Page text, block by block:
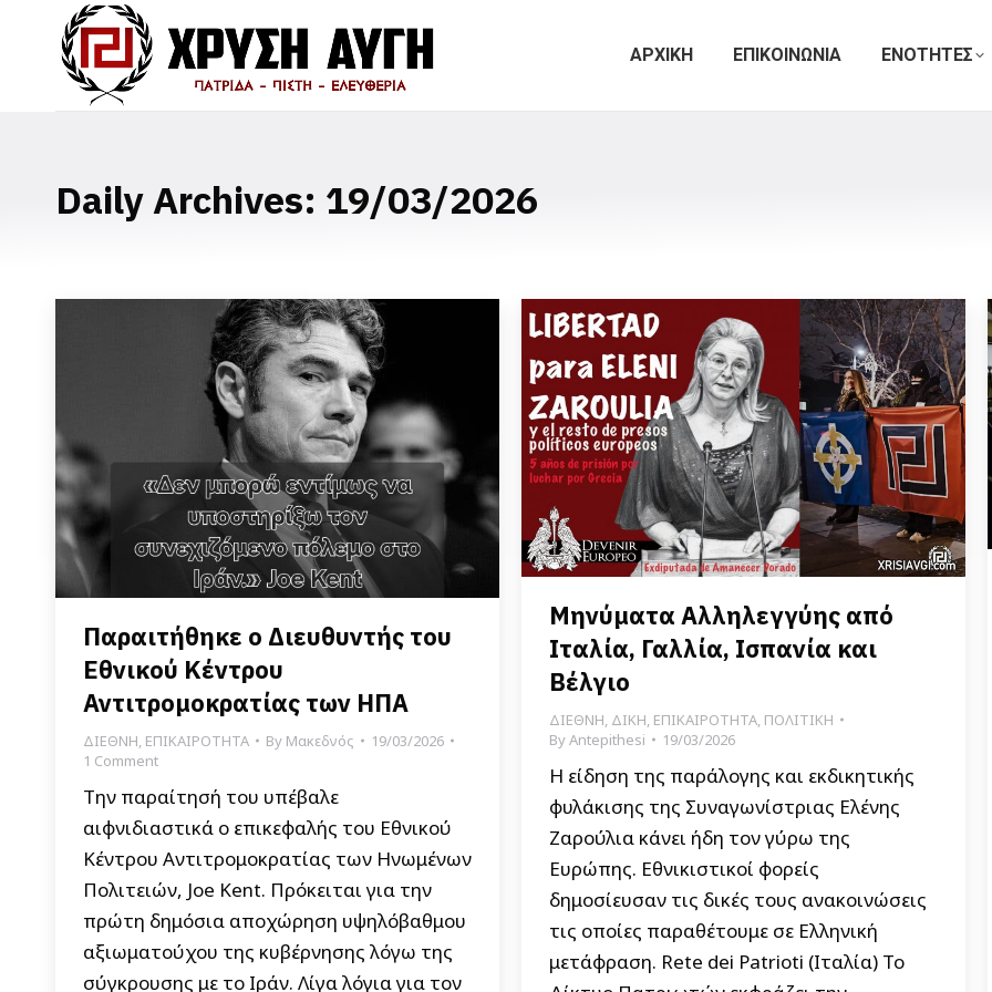
ΑΡΧΙΚΗ ΕΠΙΚΟΙΝΩΝΙΑ ΕΝΟΤΗΤΕΣ
Daily Archives: 19/03/2026
Παραιτήθηκε ο Διευθυντής του
Εθνικού Κέντρου
Αντιτρομοκρατίας των ΗΠΑ
ΔΙΕΘΝΗ, ΕΠΙΚΑΙΡΟΤΗΤΑ By Μακεδνός
19/03/2026
1 Comment
Την παραίτησή του υπέβαλε
αιφνιδιαστικά ο επικεφαλής του Εθνικού
Κέντρου Αντιτρομοκρατίας των Ηνωμένων
Πολιτειών, Joe Kent. Πρόκειται για την
πρώτη δημόσια αποχώρηση υψηλόβαθμου
αξιωματούχου της κυβέρνησης λόγω της
σύγκρουσης με το Ιράν. Λίγα λόγια για τον
Μηνύματα Αλληλεγγύης από
Ιταλία, Γαλλία, Ισπανία και
Βέλγιο
ΔΙΕΘΝΗ, ΔΙΚΗ, ΕΠΙΚΑΙΡΟΤΗΤΑ, ΠΟΛΙΤΙΚΗ
ByAntepithesi 19/03/2026
Η είδηση της παράλογης και εκδικητικής
φυλάκισης της Συναγωνίστριας Ελένης
Ζαρούλια κάνει ήδη τον γύρω της
Ευρώπης. Εθνικιστικοί φορείς
δημοσίευσαν τις δικές τους ανακοινώσεις
τις οποίες παραθέτουμε σε Ελληνική
μετάφραση. Rete dei Patrioti (Ιταλία) Το